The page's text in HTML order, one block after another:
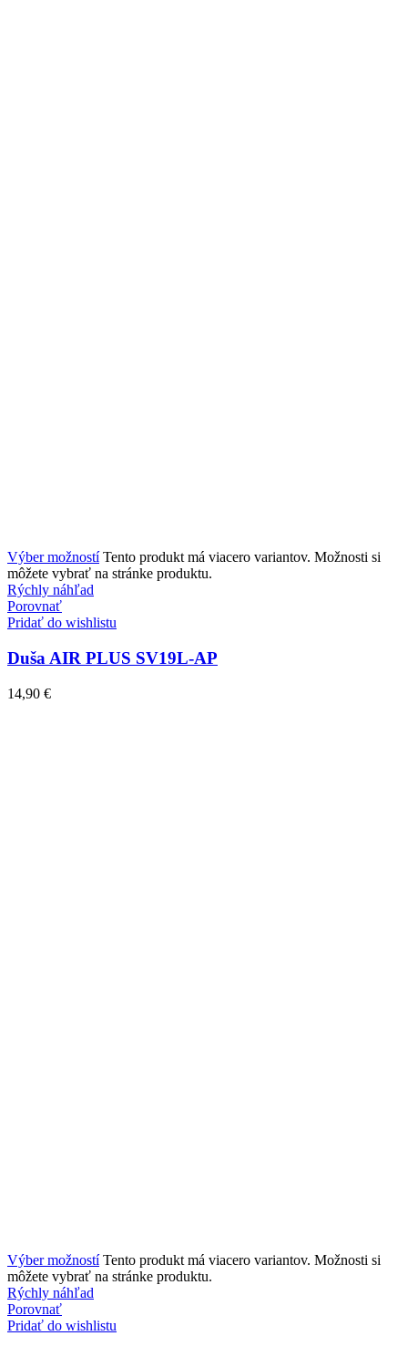
Výber možností Tento produkt má viacero variantov. Možnosti si
môžete vybrať na stránke produktu.
Rýchly náhľad
Porovnať
Pridať do wishlistu
Duša AIR PLUS SV19L-AP
14,90 €
Výber možností Tento produkt má viacero variantov. Možnosti si
môžete vybrať na stránke produktu.
Rýchly náhľad
Porovnať
Pridať do wishlistu